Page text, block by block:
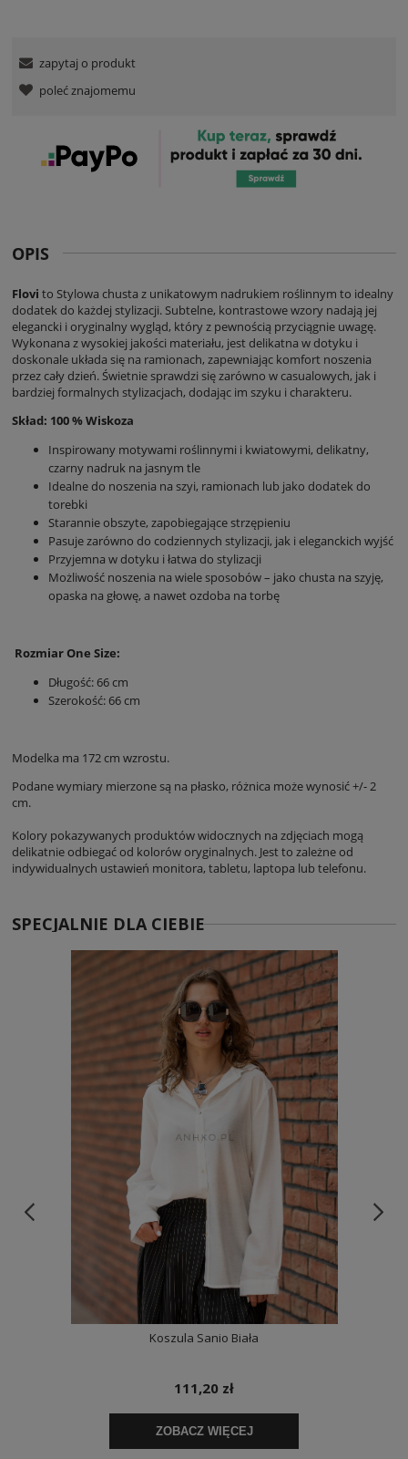
zapytaj o produkt
poleć znajomemu
OPIS
Flovi to Stylowa chusta z unikatowym nadrukiem roślinnym to idealny
dodatek do każdej stylizacji. Subtelne, kontrastowe wzory nadają jej
elegancki i oryginalny wygląd, który z pewnością przyciągnie uwagę.
Wykonana z wysokiej jakości materiału, jest delikatna w dotyku i
doskonale układa się na ramionach, zapewniając komfort noszenia
przez cały dzień. Świetnie sprawdzi się zarówno w casualowych, jak i
bardziej formalnych stylizacjach, dodając im szyku i charakteru.
Skład: 100 % Wiskoza
Inspirowany motywami roślinnymi i kwiatowymi, delikatny,
czarny nadruk na jasnym tle
Idealne do noszenia na szyi, ramionach lub jako dodatek do
torebki
Starannie obszyte, zapobiegające strzępieniu
Pasuje zarówno do codziennych stylizacji, jak i eleganckich wyjść
Przyjemna w dotyku i łatwa do stylizacji
Możliwość noszenia na wiele sposobów – jako chusta na szyję,
opaska na głowę, a nawet ozdoba na torbę
Rozmiar One Size:
Długość: 66 cm
Szerokość: 66 cm
Modelka ma 172 cm wzrostu.
Podane wymiary mierzone są na płasko, różnica może wynosić +/- 2
cm.
Kolory pokazywanych produktów widocznych na zdjęciach mogą
delikatnie odbiegać od kolorów oryginalnych. Jest to zależne od
indywidualnych ustawień monitora, tabletu, laptopa lub telefonu.